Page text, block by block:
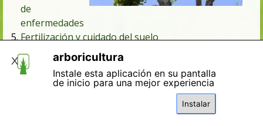
de
enfermedades
Fertilización y cuidado del suelo
Desbroces de fincas y parcelas
Limpiezas de terrenos
Destoconado / eliminación de Tocones
arboricultura
Instale esta aplicación en su pantalla
de inicio para una mejor experiencia
Instalar
X